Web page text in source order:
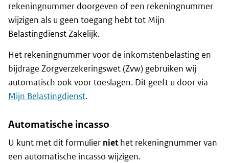
rekeningnummer doorgeven of een rekeningnummer
wijzigen als u geen toegang hebt tot Mijn
Belastingdienst Zakelijk.
Het rekeningnummer voor de inkomstenbelasting en
bijdrage Zorgverzekeringswet (Zvw) gebruiken wij
automatisch ook voor toeslagen. Dit geeft u door via
Mijn Belastingdienst.
Automatische incasso
U kunt met dit formulier niethet rekeningnummer van
een automatische incasso wijzigen.